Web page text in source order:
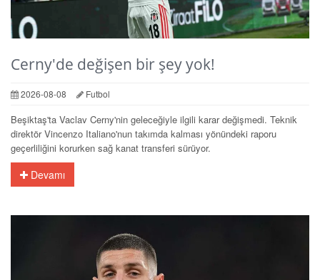
Cerny'de değişen bir şey yok!
2026-08-08 Futbol
Beşiktaş'ta Vaclav Cerny'nin geleceğiyle ilgili karar değişmedi. Teknik
direktör Vincenzo Italiano'nun takımda kalması yönündeki raporu
geçerliliğini korurken sağ kanat transferi sürüyor.
Devamı